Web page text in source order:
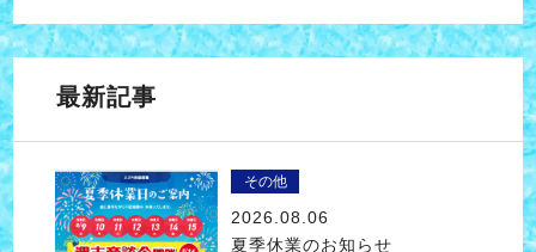
最新記事
その他
2026.08.06
夏季休業のお知らせ